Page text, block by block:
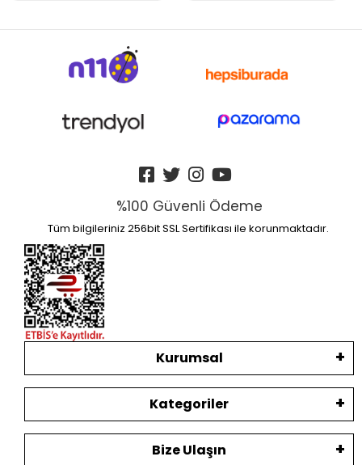
%100 Güvenli Ödeme
Tüm bilgileriniz 256bit SSL Sertifikası ile korunmaktadır.
Kurumsal
Kategoriler
Bize Ulaşın